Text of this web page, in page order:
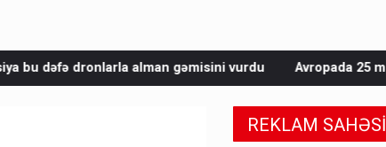
gəmisini vurdu Avropada 25 mindən çox insan ölüb
REKLAM SAHƏSİ